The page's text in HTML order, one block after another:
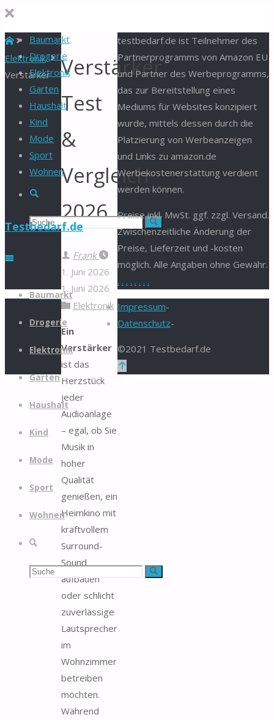
Baumarkt
Drogerie
Elektronik
Garten
Haushalt
Kind
Mode
Sport
Wohnen
Suche
Suchen Suche
Testbedarf.de
Zum
springen
Baumarkt
Drogerie
Elektronik
Garten
Haushalt
Kind
Mode
Sport
Wohnen
Suche
Suchen Suche
Start
Elektronik
Verstärker
Verstärker
Test
&
Vergleich
2026
Frank
1. Juni 2026
1. Juni 2026
Elektronik
Ein
Verstärker
ist das
Herzstück
jeder
Audioanlage
– egal, ob Sie
Musik in
hoher
Qualität
genießen, ein
Heimkino mit
kraftvollem
Surround-
Sound
aufbauen
oder schlicht
zuverlässige
Lautsprecher
im
Wohnzimmer
betreiben
möchten.
Während
testbedarf.de ist Teilnehmer des
Partnerprogramms von Amazon EU
und Partner des Werbeprogramms,
das zur Bereitstellung eines
Mediums für Websites konzipiert
wurde, mittels dessen durch die
Platzierung von Werbeanzeigen
und Links zu amazon.de
Werbekostenerstattung verdient
werden können.
Preise inkl. MwSt. ggf. zzgl. Versand.
Zwischenzeitliche Änderung der
Preise, Lieferzeit und -kosten
möglich. Alle Angaben ohne Gewähr.
. . . . . . . .
Impressum-
Datenschutz-
©2021 Testbedarf.de
Zurück